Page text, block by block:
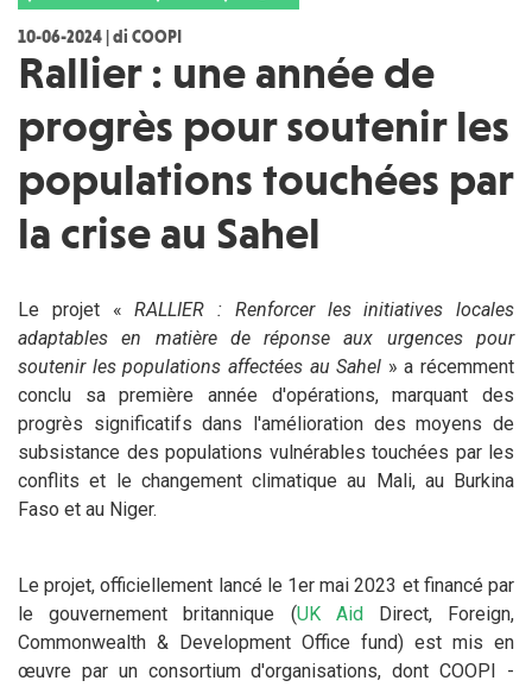
10-06-2024 | di COOPI
Rallier : une année de
progrès pour soutenir les
populations touchées par
la crise au Sahel
Le projet «RALLIER : Renforcer les initiatives locales
adaptables en matière de réponse aux urgences pour
soutenir les populations affectées au Sahel » a récemment
conclu sa première année d'opérations, marquant des
progrès significatifs dans l'amélioration des moyens de
subsistance des populations vulnérables touchées par les
conflits et le changement climatique au Mali, au Burkina
Faso et au Niger.
Le projet, officiellement lancé le 1er mai 2023 et financé par
le gouvernement britannique (UK Aid
Direct, Foreign,
Commonwealth & Development Office fund) est mis en
œuvre par un consortium d'organisations, dont COOPI -